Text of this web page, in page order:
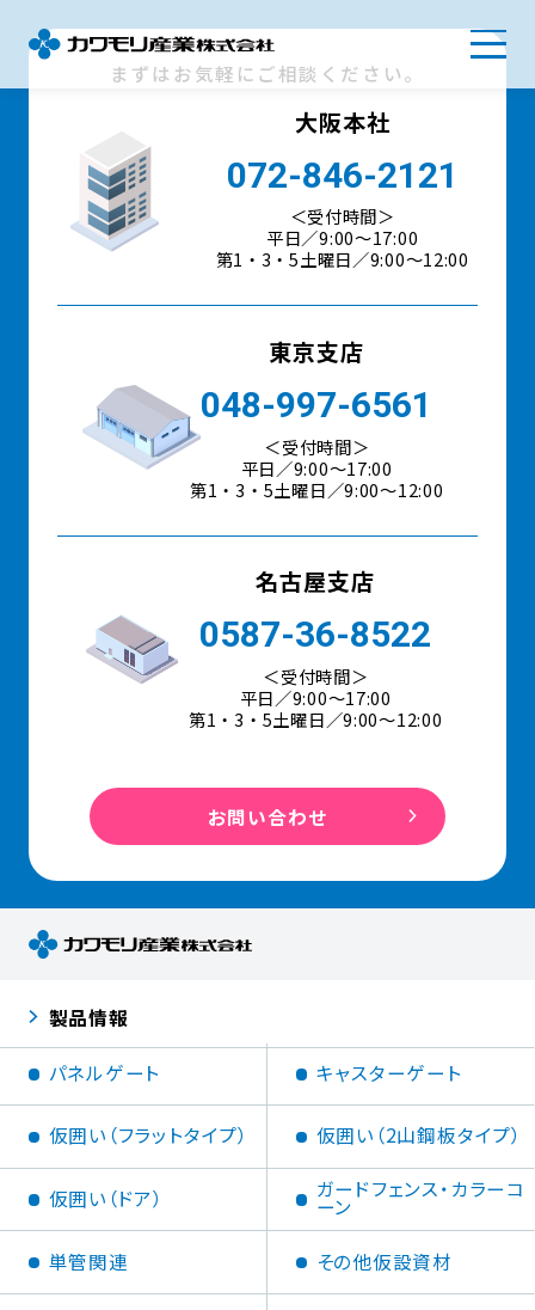
まずはお気軽にご相談ください。
大阪本社
072-846-2121
＜受付時間＞
平日／9:00〜17:00
第1・3・5土曜日／9:00～12:00
東京支店
048-997-6561
＜受付時間＞
平日／9:00〜17:00
第1・3・5土曜日／9:00～12:00
名古屋支店
0587-36-8522
＜受付時間＞
平日／9:00〜17:00
第1・3・5土曜日／9:00～12:00
お問い合わせ
製品情報
パネルゲート キャスターゲート
仮囲い（フラットタイプ） 仮囲い（2山鋼板タイプ）
仮囲い（ドア） ガードフェンス・カラーコ
ーン
単管関連 その他仮設資材